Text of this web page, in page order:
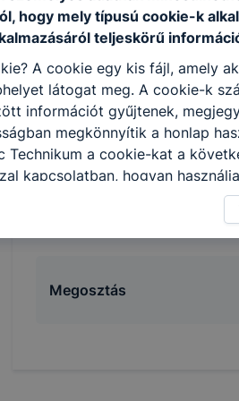
A SZAKKÉPZETTSÉGGEL
együttműködik a
fejlesztésében
közreműködik
programok
felügyeli, kíséri a
segíti a család és az
Megosztás
hogy mely típusú cookie-k
teljeskörű
A cookie egy kis fájl, amely
látogat meg. A cookie-k
információt gyűjtenek,
megkönnyítik a honlap
Technikum a cookie-kat a
kapcsolatban, hogyan
hogy a honlap melyik részeit
hogyan biztosítsunk
oldalunkat, honlap
a változtatását. A legtöbb
elfogadja a cookie-kat, de